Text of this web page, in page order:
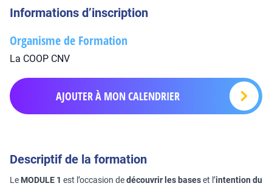
Informations d’inscription
Organisme de Formation
La COOP CNV
AJOUTER À MON CALENDRIER
Descriptif de la formation
Le MODULE 1 est l’occasion dedécouvrir les baseset l’intention du